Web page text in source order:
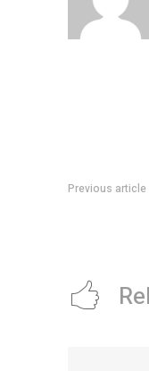
Previous article